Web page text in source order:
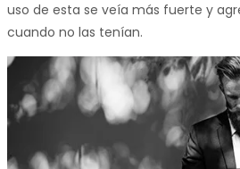
uso de esta se veía más fuerte y
cuando no las tenían.